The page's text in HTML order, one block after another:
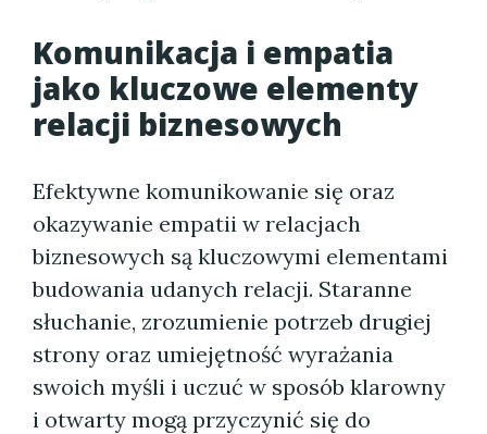
Komunikacja i empatia
jako kluczowe elementy
relacji biznesowych
Efektywne komunikowanie się oraz
okazywanie empatii w relacjach
biznesowych są kluczowymi elementami
budowania udanych relacji. Staranne
słuchanie, zrozumienie potrzeb drugiej
strony oraz umiejętność wyrażania
swoich myśli i uczuć w sposób klarowny
i otwarty mogą przyczynić się do